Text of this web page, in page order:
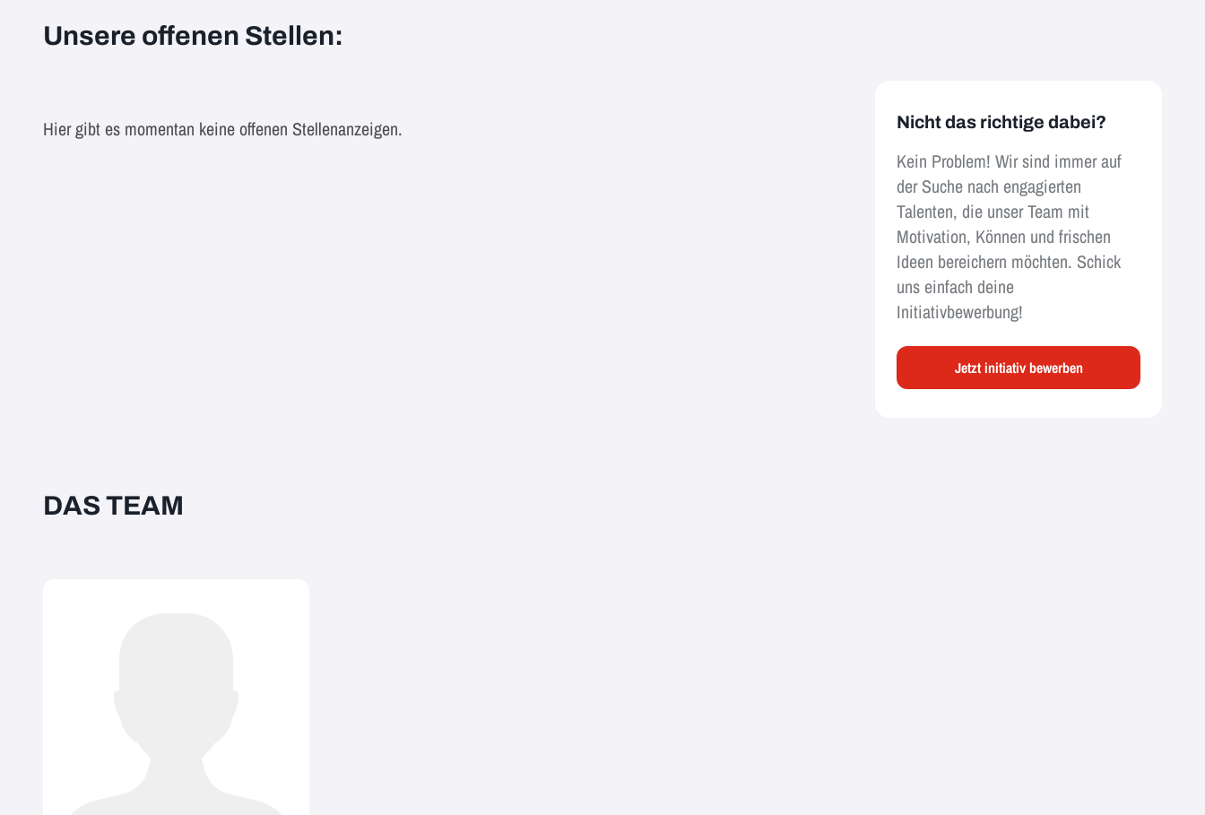
Unsere offenen Stellen:
Hier gibt es momentan keine offenen Stellenanzeigen. Nicht das richtige dabei?
Kein Problem! Wir sind immer auf
der Suche nach engagierten
Talenten, die unser Team mit
Motivation, Können und frischen
Ideen bereichern möchten. Schick
uns einfach deine
Initiativbewerbung!
Jetzt initiativ bewerben
DAS TEAM